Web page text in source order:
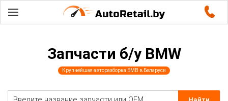
Запчасти б/у BMW
Крупнейшая авторазборка БМВ в Беларуси